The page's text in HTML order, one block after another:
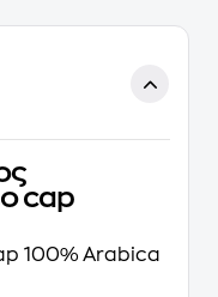
cap
100% Arabica